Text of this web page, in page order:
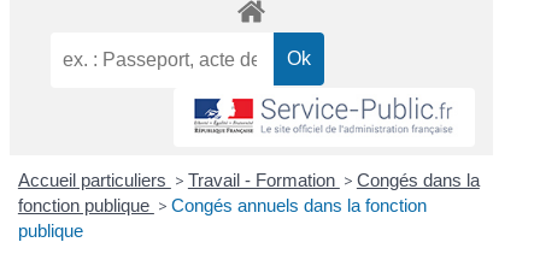
Accueil particuliers > Travail - Formation > Congés dans la
fonction publique > Congés annuels dans la fonction
publique